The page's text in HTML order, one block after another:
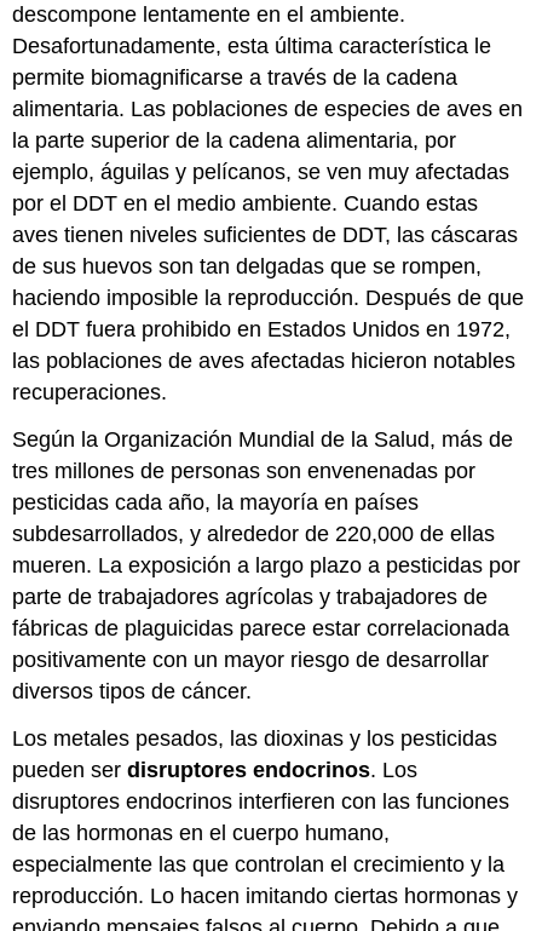
descompone lentamente en el ambiente.
Desafortunadamente, esta última característica le
permite biomagnificarse a través de la cadena
alimentaria. Las poblaciones de especies de aves en
la parte superior de la cadena alimentaria, por
ejemplo, águilas y pelícanos, se ven muy afectadas
por el DDT en el medio ambiente. Cuando estas
aves tienen niveles suficientes de DDT, las cáscaras
de sus huevos son tan delgadas que se rompen,
haciendo imposible la reproducción. Después de que
el DDT fuera prohibido en Estados Unidos en 1972,
las poblaciones de aves afectadas hicieron notables
recuperaciones.
Según la Organización Mundial de la Salud, más de
tres millones de personas son envenenadas por
pesticidas cada año, la mayoría en países
subdesarrollados, y alrededor de 220,000 de ellas
mueren. La exposición a largo plazo a pesticidas por
parte de trabajadores agrícolas y trabajadores de
fábricas de plaguicidas parece estar correlacionada
positivamente con un mayor riesgo de desarrollar
diversos tipos de cáncer.
Los metales pesados, las dioxinas y los pesticidas
pueden serdisruptores endocrinos. Los
disruptores endocrinos interfieren con las funciones
de las hormonas en el cuerpo humano,
especialmente las que controlan el crecimiento y la
reproducción. Lo hacen imitando ciertas hormonas y